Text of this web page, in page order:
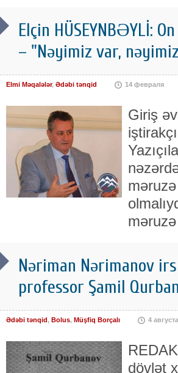
Elçin HÜSEYNBƏYLİ:
– "Nəyimiz var,
Elmi Məqalələr, Ədəbi tənqid 14 февраля
Giriş
məruzə
Nəriman Nərimanov
professor Şamil
Ədəbi tənqid, Bolus, Müşfiq Borçalı 4 августа
dövlət